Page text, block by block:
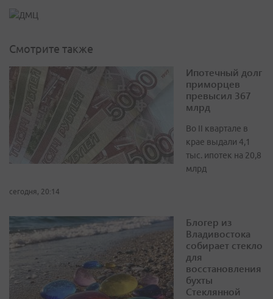
Смотрите также
Ипотечный долг
приморцев
превысил 367
млрд
Во II квартале в
крае выдали 4,1
тыс. ипотек на 20,8
млрд
сегодня, 20:14
Блогер из
Владивостока
собирает стекло
для
восстановления
бухты
Стеклянной